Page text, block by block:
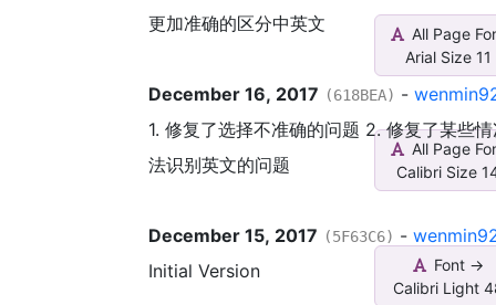
更加准确的区分中英文
December 16, 2017 (618BEA) -
1. 修复了选择不准确的问题 2. 修复了某些
法识别英文的问题
December 15, 2017 (5F63C6) -
Initial Version
All Page
Arial Size 11
All Page
Calibri Size
Font ->
Calibri Light